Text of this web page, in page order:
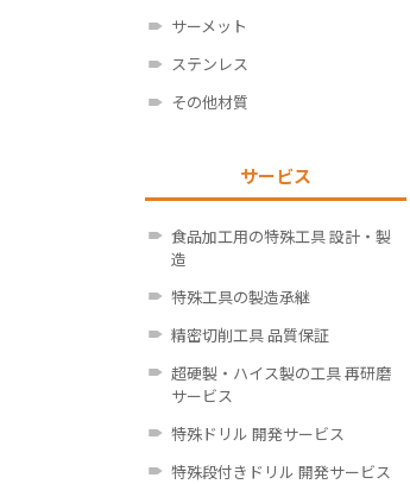
サーメット
ステンレス
その他材質
サービス
食品加工用の特殊工具 設計・製
造
特殊工具の製造承継
精密切削工具 品質保証
超硬製・ハイス製の工具 再研磨
サービス
特殊ドリル 開発サービス
特殊段付きドリル 開発サービス